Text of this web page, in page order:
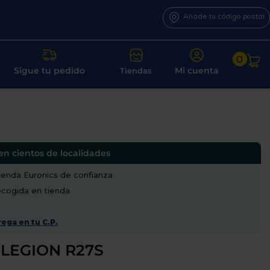
Añade tu código postal
Sigue tu pedido Tiendas Mi cuenta
0
cientos de localidades
Euronics de confianza
en tienda
en tu C.P.
R27S